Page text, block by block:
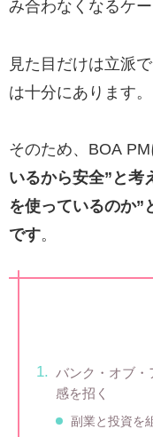
み合わなくなるケ
見た目だけは立派
は十分にあります。
そのため、BOA PM
いるから安全”と考
を使っているのか”
です。
バンク・オブ・
感を招く
副業と投資を